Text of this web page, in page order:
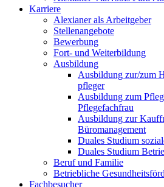
Karriere
Alexianer als Arbeitgeber
Stellenangebote
Bewerbung
Fort- und Weiterbildung
Ausbildung
Ausbildung zur/zum
pfleger
Ausbildung zum
Pflegefachfrau
Ausbildung zur
Büromanagement
Duales Studium
Duales Studium
Beruf und Familie
Betriebliche
Fachbesucher